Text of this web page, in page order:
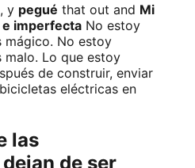
, y pegué that out and Mi
imperfecta No estoy
mágico. No estoy
malo. Lo que estoy
de construir, enviar
eléctricas en
las
de ser